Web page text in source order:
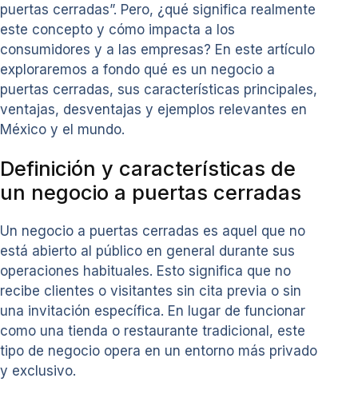
puertas cerradas”. Pero, ¿qué significa realmente
este concepto y cómo impacta a los
consumidores y a las empresas? En este artículo
exploraremos a fondo qué es un negocio a
puertas cerradas, sus características principales,
ventajas, desventajas y ejemplos relevantes en
México y el mundo.
Definición y características de
un negocio a puertas cerradas
Un negocio a puertas cerradas es aquel que no
está abierto al público en general durante sus
operaciones habituales. Esto significa que no
recibe clientes o visitantes sin cita previa o sin
una invitación específica. En lugar de funcionar
como una tienda o restaurante tradicional, este
tipo de negocio opera en un entorno más privado
y exclusivo.